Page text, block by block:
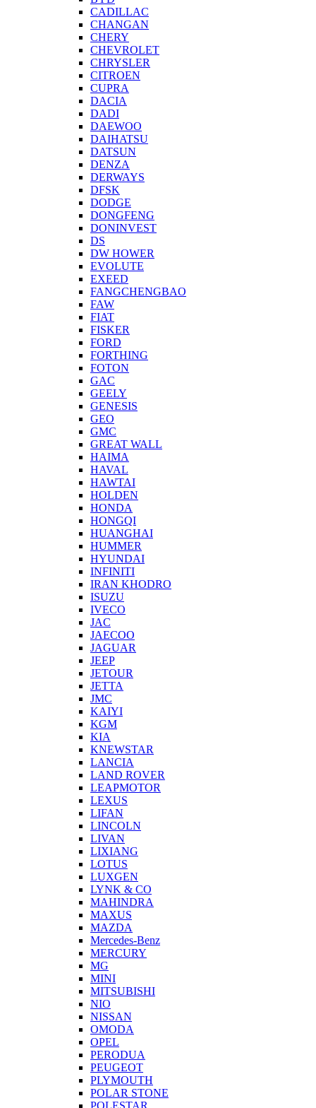
CADILLAC
CHANGAN
CHERY
CHEVROLET
CHRYSLER
CITROEN
CUPRA
DACIA
DADI
DAEWOO
DAIHATSU
DATSUN
DENZA
DERWAYS
DFSK
DODGE
DONGFENG
DONINVEST
DS
DW HOWER
EVOLUTE
EXEED
FANGCHENGBAO
FAW
FIAT
FISKER
FORD
FORTHING
FOTON
GAC
GEELY
GENESIS
GEO
GMC
GREAT WALL
HAIMA
HAVAL
HAWTAI
HOLDEN
HONDA
HONGQI
HUANGHAI
HUMMER
HYUNDAI
INFINITI
IRAN KHODRO
ISUZU
IVECO
JAC
JAECOO
JAGUAR
JEEP
JETOUR
JETTA
JMC
KAIYI
KGM
KIA
KNEWSTAR
LANCIA
LAND ROVER
LEAPMOTOR
LEXUS
LIFAN
LINCOLN
LIVAN
LIXIANG
LOTUS
LUXGEN
LYNK & CO
MAHINDRA
MAXUS
MAZDA
Mercedes-Benz
MERCURY
MG
MINI
MITSUBISHI
NIO
NISSAN
OMODA
OPEL
PERODUA
PEUGEOT
PLYMOUTH
POLAR STONE
POLESTAR